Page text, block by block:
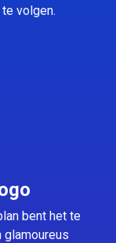
volgen.
bent het te
glamoureus